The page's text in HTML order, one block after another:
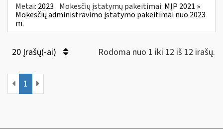
Metai: 2023 Mokesčių įstatymų pakeitimai: MĮP 2021 »
Mokesčių administravimo įstatymo pakeitimai nuo 2023
m.
20 Įrašų(-ai) Rodoma nuo 1 iki 12 iš 12 irašų.
1